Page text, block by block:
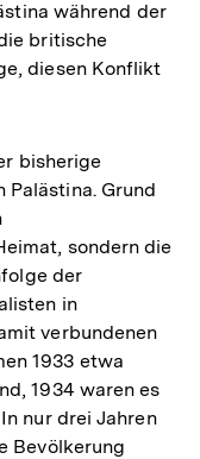
während der
britische
diesen Konflikt
bisherige
Palästina. Grund
sondern die
der
in
verbundenen
1933 etwa
1934 waren es
nur drei Jahren
Bevölkerung